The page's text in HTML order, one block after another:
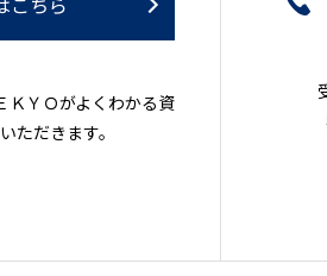
ＫＹＯがよくわかる資
ただきます。